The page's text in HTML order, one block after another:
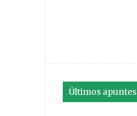
Últimos apuntes